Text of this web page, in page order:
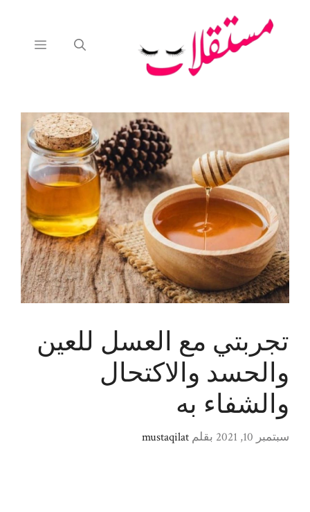
القائمة
تجربتي مع العسل للعين
والحسد والاكتحال
والشفاء به
سبتمبر 10, 2021 بقلم mustaqilat